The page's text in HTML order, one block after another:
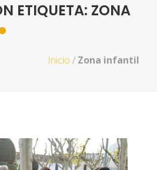
ETIQUETA: ZONA
Inicio / Zona infantil